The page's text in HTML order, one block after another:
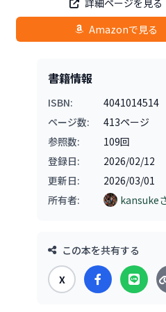
詳細ページを見る
Amazonで見る
書籍情報
ISBN:
4041014514
ページ数:
413ページ
参照数:
109回
登録日:
2026/02/12
更新日:
2026/03/01
所有者:
kansuke
この本を共有する
X